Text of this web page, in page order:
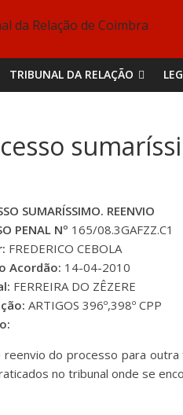
TRIBUNAL DA RELAÇÃO
SUMARÍSSIMO. REENVIO
PENAL Nº 165/08.3GAFZZ.C1
FREDERICO CEBOLA
Acordão: 14-04-2010
FERREIRA DO ZÊZERE
ARTIGOS 396º,398º CPP
reenvio do processo para
no tribunal onde se